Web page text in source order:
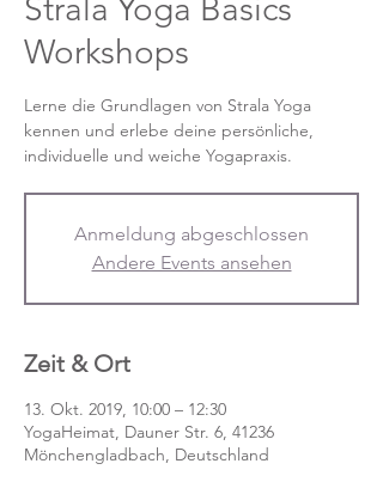
Strala Yoga Basics
Workshops
Lerne die Grundlagen von Strala Yoga
kennen und erlebe deine persönliche,
individuelle und weiche Yogapraxis.
Anmeldung abgeschlossen
Andere Events ansehen
Zeit & Ort
13. Okt. 2019, 10:00 – 12:30
YogaHeimat, Dauner Str. 6, 41236
Mönchengladbach, Deutschland